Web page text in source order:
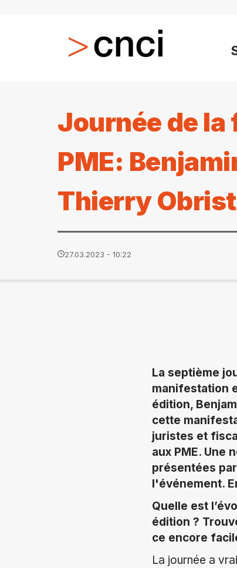
Journée de
PME:
Thierry
27.03.2023 - 10:22
La septième
manifestation
édition,
cette
juristes et
aux PME. Une
présentées
l'événement.
Quelle est
édition ?
ce encore
La journée a